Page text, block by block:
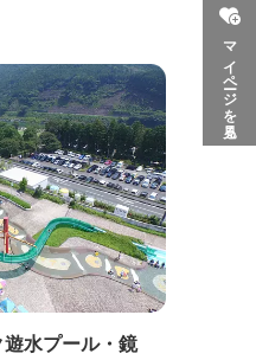
マイページを見る
水プール・鏡